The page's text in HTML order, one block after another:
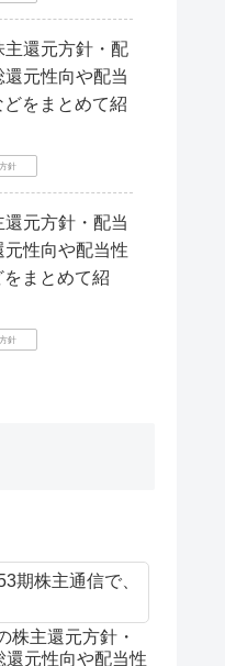
主還元方針・配
元性向や配当
をまとめて紹
針
元方針・配当
性向や配当性
まとめて紹
針
期株主通信で、
株主還元方針・
還元性向や配当性